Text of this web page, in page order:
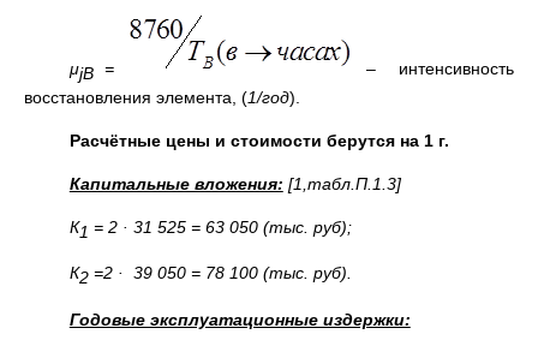
μjВ= – интенсивность
восстановления элемента, (1/год).
Расчётные цены и стоимости берутся на 1 г.
Капитальные вложения: [1,табл.П.1.3]
К1 = 2 · 31 525 = 63 050 (тыс. руб);
К2=2 · 39 050 = 78 100 (тыс. руб).
Годовые эксплуатационные издержки: